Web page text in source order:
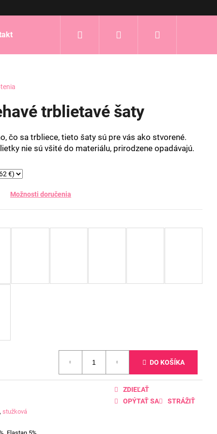
Prihlásenie
trblietavé šaty
čo sa trbliece, tieto šaty sú pre vás ako stvorené.
nie sú všité do materiálu, prirodzene opadávajú.
Možnosti doručenia
DO KOŠÍKA
, stužková
OPÝTAŤ SA STRÁŽIŤ
ZDIEĽAŤ